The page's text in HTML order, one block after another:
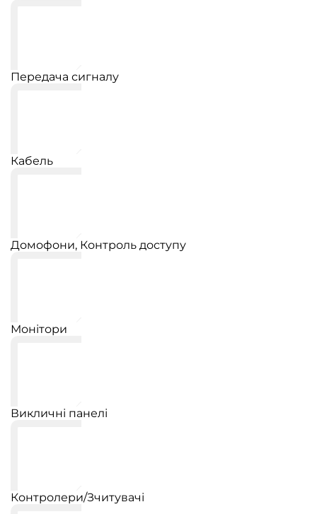
Передача сигналу
Кабель
Домофони, Контроль доступу
Монітори
Викличні панелі
Контролери/Зчитувачі